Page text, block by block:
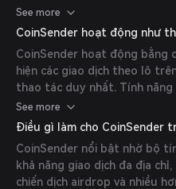
nhau, bao gồm tiền lương
thưởng staking và thanh toán
người dùng xử lý nhiều giao
nhau chỉ với vài cú nhấp
hoạt động cho các tổ chức
drop.
See more
CoinSender hoạt động như
CoinSender hoạt động bằng
hiện các giao dịch theo lô
thao tác duy nhất. Tính
phối token trong các chương
nhân viên bằng tiền điện tử
cung cấp khác nhau. Nền
tiền điện tử, mang lại sự linh
See more
Điều gì làm cho CoinSender
CoinSender nổi bật nhờ bộ
khả năng giao dịch đa địa
chiến dịch airdrop và nhiều